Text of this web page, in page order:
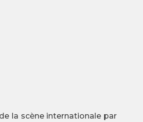
la scène internationale par